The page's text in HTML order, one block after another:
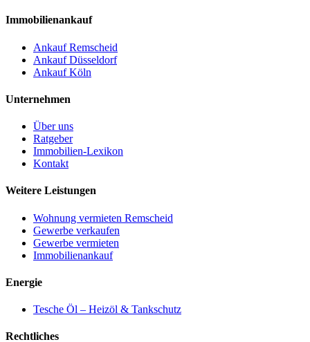
Immobilienankauf
Ankauf Remscheid
Ankauf Düsseldorf
Ankauf Köln
Unternehmen
Über uns
Ratgeber
Immobilien-Lexikon
Kontakt
Weitere Leistungen
Wohnung vermieten Remscheid
Gewerbe verkaufen
Gewerbe vermieten
Immobilienankauf
Energie
Tesche Öl – Heizöl & Tankschutz
Rechtliches